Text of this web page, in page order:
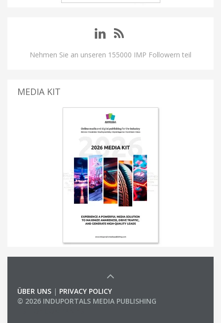
Nehmen Sie an unseren 155000 IMP Followern teil
MEDIA KIT
ÜBER UNS | PRIVACY POLICY
© 2026 INDUPORTALS MEDIA PUBLISHING